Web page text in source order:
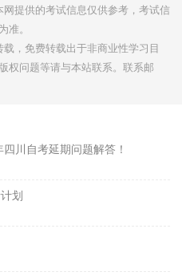
提供的考试信息仅供参考，考试信
准。
，免费转载出于非商业性学习目
权问题等请与本站联系。联系邮
川自考延期问题解答！
划